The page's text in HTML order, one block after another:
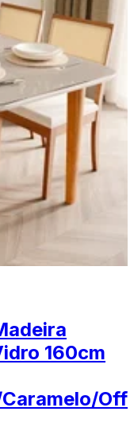
160cm
Off